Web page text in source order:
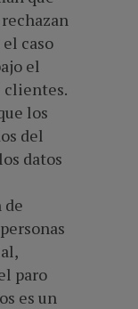
caso
el
clientes.
los
del
datos
de
paro
es un